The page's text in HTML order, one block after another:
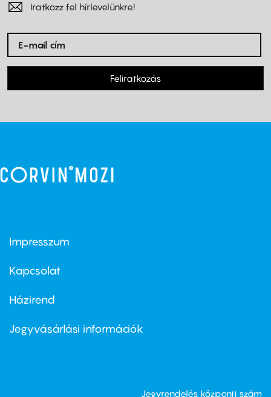
Iratkozz fel hírlevelünkre!
Feliratkozás
Footer
first
Impresszum
Kapcsolat
Footer
second
Házirend
Jegyvásárlási információk
Jegyrendelés központi szám